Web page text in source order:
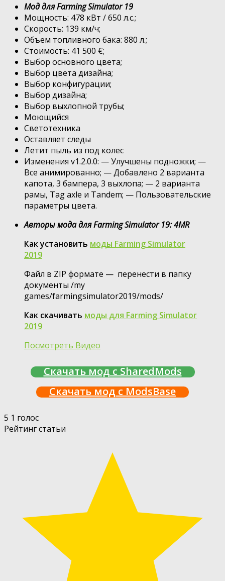
Мод для Farming Simulator 19
Мощность: 478 кВт / 650 л.с.;
Скорость: 139 км/ч;
Объем топливного бака: 880 л.;
Стоимость: 41 500 €;
Выбор основного цвета;
Выбор цвета дизайна;
Выбор конфигурации;
Выбор дизайна;
Выбор выхлопной трубы;
Моющийся
Светотехника
Оставляет следы
Летит пыль из под колес
Изменения v1.2.0.0: — Улучшены подножки; —
Все анимированно; — Добавлено 2 варианта
капота, 3 бампера, 3 выхлопа; — 2 варианта
рамы, Tag axle и Tandem; — Пользовательские
параметры цвета.
Авторы мода для Farming Simulator 19: 4MR
Как установить моды Farming Simulator
2019
Файл в ZIP формате — перенести в папку
документы /my
games/farmingsimulator2019/mods/
Как скачивать моды для Farming Simulator
2019
Посмотреть Видео
Скачать мод с SharedMods
Скачать мод с ModsBase
5 1 голос
Рейтинг статьи